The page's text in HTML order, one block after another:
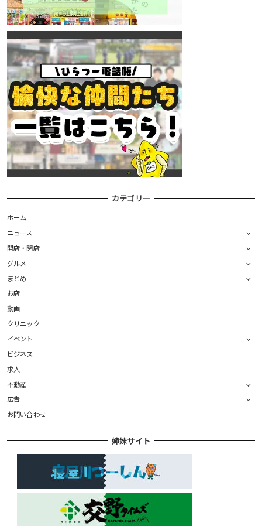
カテゴリー
ホーム
ニュース
開店・閉店
グルメ
まとめ
お店
動画
クリニック
イベント
ビジネス
求人
不動産
広告
お問い合わせ
姉妹サイト